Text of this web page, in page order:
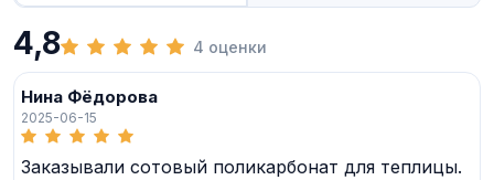
4,8 4 оценки
Нина Фёдорова
2025-06-15
Заказывали сотовый поликарбонат для теплицы.